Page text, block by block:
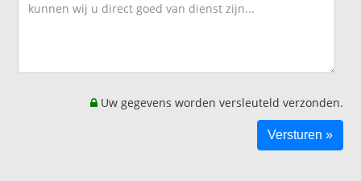
Uw gegevens worden versleuteld verzonden.